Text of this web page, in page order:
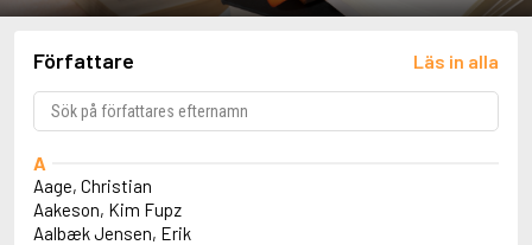
Författare Läs in alla
A
Aage, Christian
Aakeson, Kim Fupz
Aalbæk Jensen, Erik